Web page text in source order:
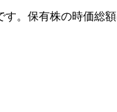
。保有株の時価総